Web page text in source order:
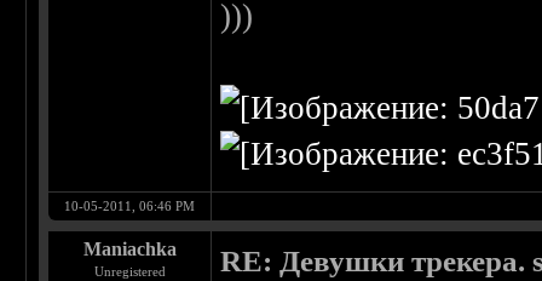
)))
10-05-2011, 06:46 PM
Maniachka
Unregistered RE: Девушки трекера.